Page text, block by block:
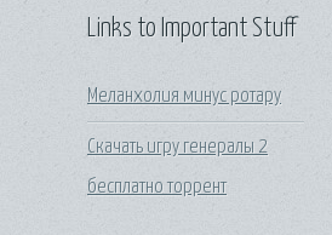
Links to Important Stuff
Меланхолия минус ротару
Скачать игру генералы 2
бесплатно торрент